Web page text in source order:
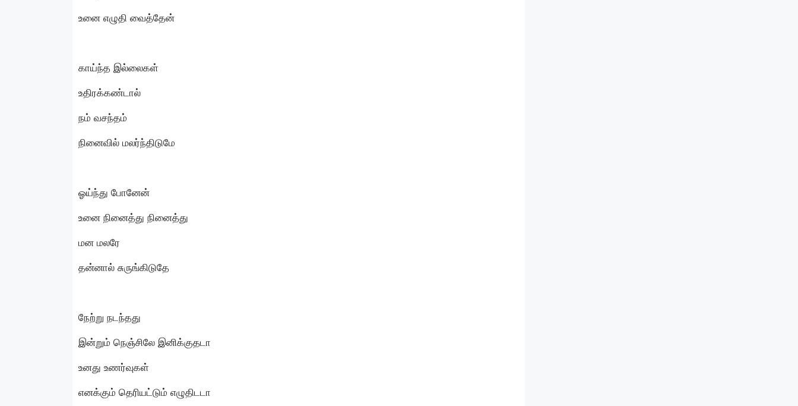
உனை எழுதி வைத்தேன்
காய்ந்த இல்லைகள்
உதிரக்கண்டால்
நம் வசந்தம்
நினைவில் மலர்ந்திடுமே
ஓய்ந்து போனேன்
உனை நினைத்து நினைத்து
மன மலரே
தன்னால் சுருங்கிடுதே
நேற்று நடந்தது
இன்றும் நெஞ்சிலே இனிக்குதடா
உனது உணர்வுகள்
எனக்கும் தெரியட்டும் எழுதிடடா